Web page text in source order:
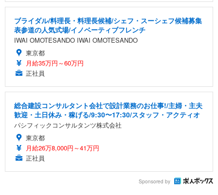
ブライダル/料理長・料理長候補/シェフ・スーシェフ候補募集
表参道の人気式場/イノベーティブフレンチ
IWAI OMOTESANDO IWAI OMOTESANDO
東京都
月給35万円～60万円
正社員
総合建設コンサルタント会社で設計業務のお仕事!/主婦・主夫
歓迎・土日休み・稼げる/9:30〜17:30/スタッフ・アクティオ
パシフィックコンサルタンツ株式会社
東京都
月給26万8,000円～41万円
正社員
Sponsored by